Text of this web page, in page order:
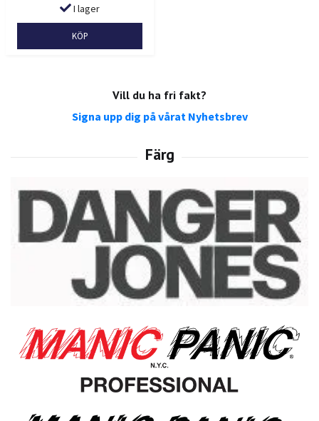
Vill du ha fri fakt?
Signa upp dig på vårat Nyhetsbrev
I lager